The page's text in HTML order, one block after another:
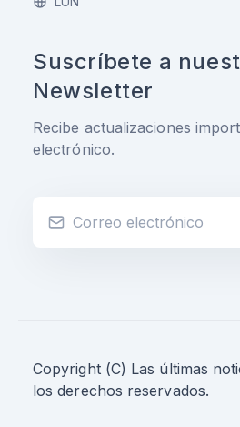
Suscríbete a
Newsletter
Recibe actualizaciones
electrónico.
Copyright (C) Las últimas
los derechos reservados.